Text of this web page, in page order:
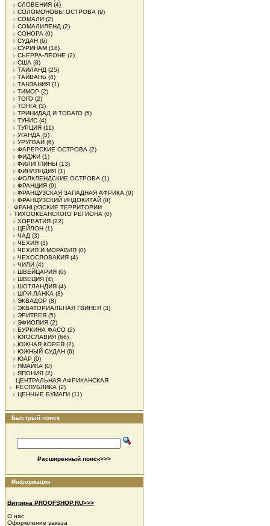
СЛОВЕНИЯ (4)
СОЛОМОНОВЫ ОСТРОВА (9)
СОМАЛИ (2)
СОМАЛИЛЕНД (2)
СОНОРА (0)
СУДАН (6)
СУРИНАМ (18)
СЬЕРРА-ЛЕОНЕ (2)
США (8)
ТАИЛАНД (25)
ТАЙВАНЬ (4)
ТАНЗАНИЯ (1)
ТИМОР (2)
ТОГО (2)
ТОНГА (3)
ТРИНИДАД И ТОБАГО (5)
ТУНИС (4)
ТУРЦИЯ (11)
УГАНДА (5)
УРУГВАЙ (6)
ФАРЕРСКИЕ ОСТРОВА (2)
ФИДЖИ (1)
ФИЛИППИНЫ (13)
ФИНЛЯНДИЯ (1)
ФОЛКЛЕНДСКИЕ ОСТРОВА (1)
ФРАНЦИЯ (9)
ФРАНЦУЗСКАЯ ЗАПАДНАЯ АФРИКА (0)
ФРАНЦУЗСКИЙ ИНДОКИТАЙ (0)
ФРАНЦУЗСКИЕ ТЕРРИТОРИИ
ТИХООКЕАНСКОГО РЕГИОНА (0)
ХОРВАТИЯ (22)
ЦЕЙЛОН (1)
ЧАД (3)
ЧЕХИЯ (3)
ЧЕХИЯ И МОРАВИЯ (0)
ЧЕХОСЛОВАКИЯ (4)
ЧИЛИ (4)
ШВЕЙЦАРИЯ (0)
ШВЕЦИЯ (4)
ШОТЛАНДИЯ (4)
ШРИ-ЛАНКА (8)
ЭКВАДОР (8)
ЭКВАТОРИАЛЬНАЯ ГВИНЕЯ (3)
ЭРИТРЕЯ (5)
ЭФИОПИЯ (2)
БУРКИНА ФАСО (2)
ЮГОСЛАВИЯ (66)
ЮЖНАЯ КОРЕЯ (2)
ЮЖНЫЙ СУДАН (6)
ЮАР (0)
ЯМАЙКА (0)
ЯПОНИЯ (2)
ЦЕНТРАЛЬНАЯ АФРИКАНСКАЯ
РЕСПУБЛИКА (2)
ЦЕННЫЕ БУМАГИ (11)
Быстрый поиск
Расширенный поиск>>>
Информация
Витрина PROOFSHOP.RU>>>
О нас
Оформление заказа